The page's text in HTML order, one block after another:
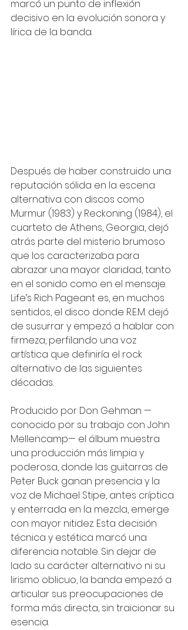
marcó un punto de inflexión
decisivo en la evolución sonora y
lírica de la banda.
Después de haber construido una
reputación sólida en la escena
alternativa con discos como
Murmur (1983) y Reckoning (1984), el
cuarteto de Athens, Georgia, dejó
atrás parte del misterio brumoso
que los caracterizaba para
abrazar una mayor claridad, tanto
en el sonido como en el mensaje.
Life’s Rich Pageant es, en muchos
sentidos, el disco donde R.E.M. dejó
de susurrar y empezó a hablar con
firmeza, perfilando una voz
artística que definiría el rock
alternativo de las siguientes
décadas.
Producido por Don Gehman —
conocido por su trabajo con John
Mellencamp— el álbum muestra
una producción más limpia y
poderosa, donde las guitarras de
Peter Buck ganan presencia y la
voz de Michael Stipe, antes críptica
y enterrada en la mezcla, emerge
con mayor nitidez. Esta decisión
técnica y estética marcó una
diferencia notable. Sin dejar de
lado su carácter alternativo ni su
lirismo oblicuo, la banda empezó a
articular sus preocupaciones de
forma más directa, sin traicionar su
esencia.